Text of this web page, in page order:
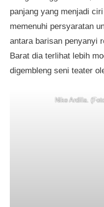
panjang yang menjadi
memenuhi persyaratan
antara barisan penyanyi
Barat dia terlihat lebih
digembleng seni teater
Nike Ardilla.